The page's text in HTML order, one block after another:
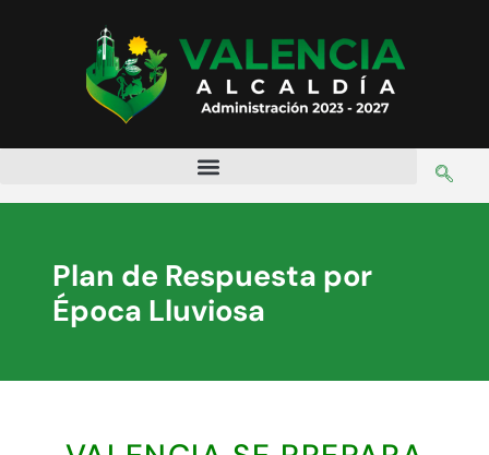
Plan de Respuesta por
Época Lluviosa